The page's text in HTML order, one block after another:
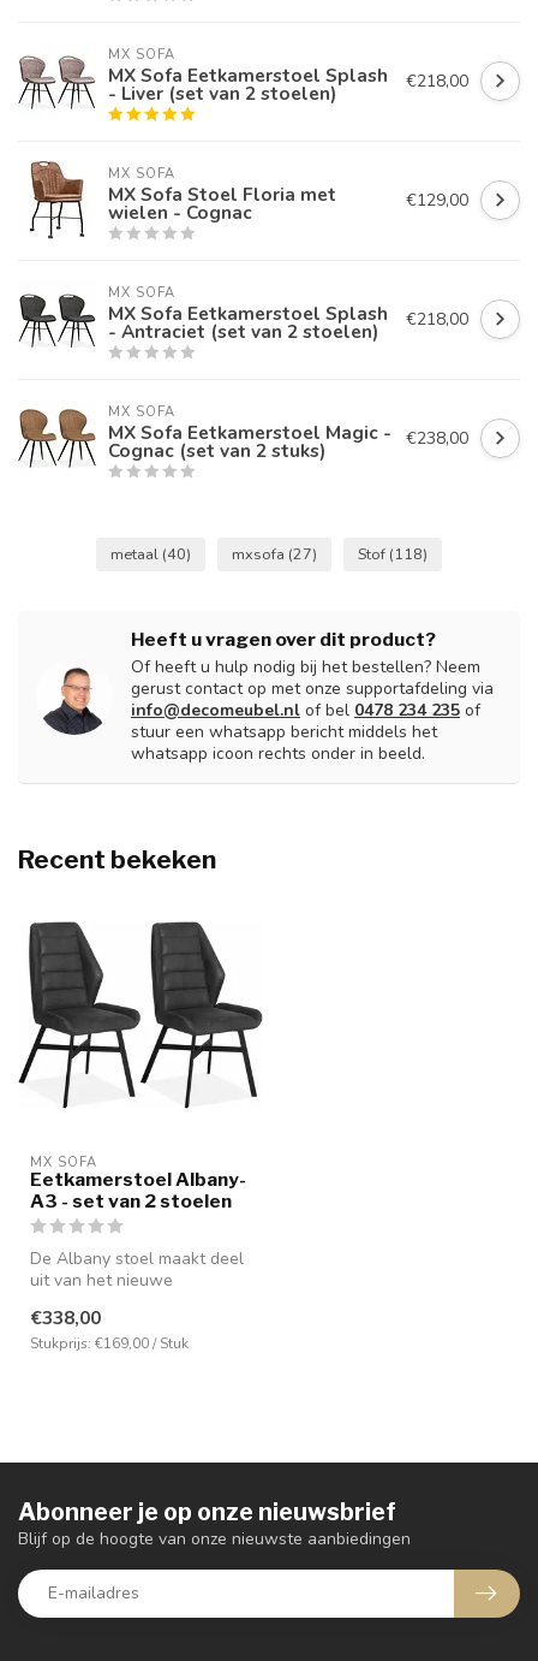
MX SOFA
MX Sofa Eetkamerstoel Splash
- Liver (set van 2 stoelen) €218,00
MX SOFA
MX Sofa Stoel Floria met
wielen - Cognac €129,00
MX SOFA
MX Sofa Eetkamerstoel Splash
- Antraciet (set van 2 stoelen) €218,00
MX SOFA
MX Sofa Eetkamerstoel Magic -
Cognac (set van 2 stuks) €238,00
metaal (40) mxsofa (27) Stof (118)
Heeft u vragen over dit product?
Of heeft u hulp nodig bij het bestellen? Neem
gerust contact op met onze supportafdeling via
info@decomeubel.nl of bel 0478 234 235 of
stuur een whatsapp bericht middels het
whatsapp icoon rechts onder in beeld.
Recent bekeken
MX SOFA
Eetkamerstoel Albany-
A3 - set van 2 stoelen
De Albany stoel maakt deel
uit van het nieuwe
en hee...
€338,00
Stukprijs: €169,00 / Stuk
Abonneer je op onze nieuwsbrief
Blijf op de hoogte van onze nieuwste aanbiedingen